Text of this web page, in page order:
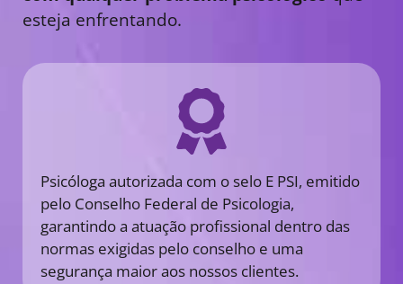
esteja enfrentando.
Psicóloga autorizada com o selo E PSI, emitido
pelo Conselho Federal de Psicologia,
garantindo a atuação profissional dentro das
normas exigidas pelo conselho e uma
segurança maior aos nossos clientes.